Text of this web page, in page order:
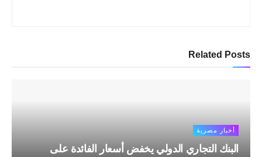
Related Posts
أخبار مصرية
البنك التجاري الدولي يخفض أسعار الفائدة على